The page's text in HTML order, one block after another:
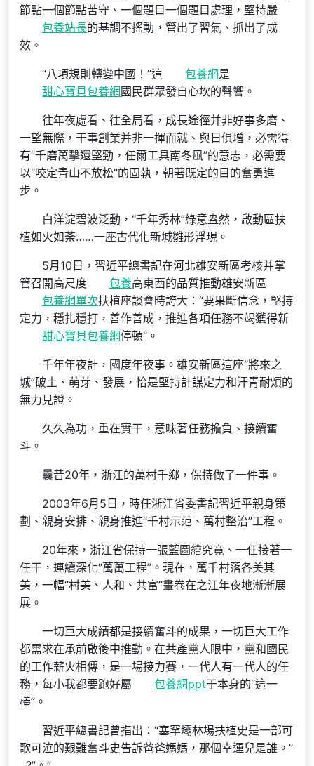
節點一個節點苦守、一個題目一個題目處理，堅持嚴
包養站長的基調不搖動，管出了習氣、抓出了成
效。
“八項規則轉變中國！”這 包養網是
甜心寶貝包養網 國民群眾發自心坎的聲響。
往年夜處看、往全局看，成長途徑并非好事多磨、
一望無際，干事創業并非一揮而就、與日俱增，必需得
有“千磨萬擊還堅勁，任爾工具南冬風”的意志，必需要
以“咬定青山不放松”的固執，朝著既定的目的奮勇進
步。
白洋淀碧波泛動，“千年秀林”綠意盎然，啟動區扶
植如火如荼……一座古代化新城雛形浮現。
5月10日，習近平總書記在河北雄安新區考核并掌
管召開高尺度
包養高東西的品質推動雄安新區
包養網單次扶植座談會時誇大：“要果斷信念，堅持
定力，穩扎穩打，善作善成，推進各項任務不竭獲得新
甜心寶貝包養網停頓”。
千年年夜計，國度年夜事。雄安新區這座“將來之
城”破土、萌芽、發展，恰是堅持計謀定力和汗青耐煩的
無力見證。
久久為功，重在實干，意味著任務擔負、接續奮
斗。
曩昔20年，浙江的萬村千鄉，保持做了一件事。
2003年6月5日，時任浙江省委書記習近平親身策
劃、親身安排、親身推進“千村示范、萬村整治”工程。
20年來，浙江省保持一張藍圖繪究竟、一任接著一
任干，連續深化“萬萬工程”。現在，萬千村落各美其
美，一幅“村美、人和、共富”畫卷在之江年夜地漸漸展
展。
一切巨大成績都是接續奮斗的成果，一切巨大工作
都需求在承前啟後中推動。在共產黨人眼中，黨和國民
的工作薪火相傳，是一場接力賽，一代人有一代人的任
務，每小我都要跑好屬
包養網ppt于本身的“這一
棒”。
習近平總書記曾指出：“塞罕壩林場扶植史是一部可
歌可泣的艱難奮斗史告訴爸爸媽媽，那個幸運兒是誰。”